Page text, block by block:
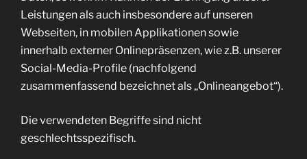
Leistungen als auch insbesondere auf unseren
Webseiten, in mobilen Applikationen sowie
innerhalb externer Onlinepräsenzen, wie z.B. unserer
Social-Media-Profile (nachfolgend
zusammenfassend bezeichnet als „Onlineangebot“).
Die verwendeten Begriffe sind nicht
geschlechtsspezifisch.